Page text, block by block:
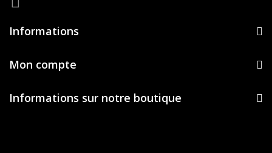
Informations
Mon compte
Informations sur notre boutique